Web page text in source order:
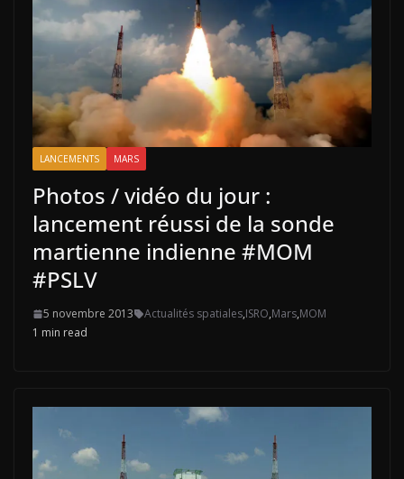
LANCEMENTS MARS
Photos / vidéo du jour :
lancement réussi de la sonde
martienne indienne #MOM
#PSLV
5 novembre 2013 Actualités spatiales,ISRO,Mars,MOM
1 min read